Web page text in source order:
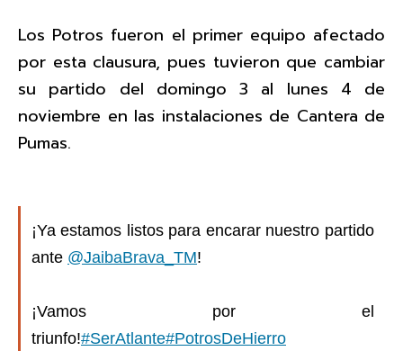
Los Potros fueron el primer equipo afectado
por esta clausura, pues tuvieron que cambiar
su partido del domingo 3 al lunes 4 de
noviembre en las instalaciones de Cantera de
Pumas.
¡Ya estamos listos para encarar nuestro partido
ante @JaibaBrava_TM!
¡Vamos por el
triunfo!#SerAtlante#PotrosDeHierro